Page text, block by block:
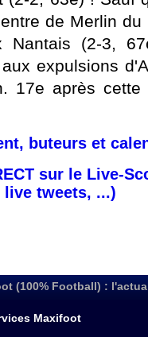
de Merlin
Nantais (2-3,
expulsions
17e après
buteurs et
sur le Live-
live tweets, ...)
(100% Football) :
Maxifoot